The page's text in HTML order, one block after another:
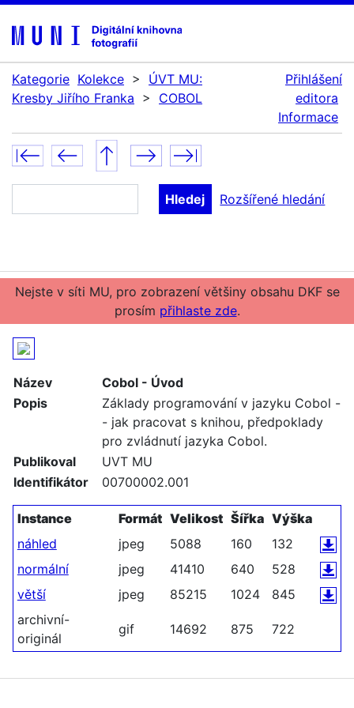
Kategorie Kolekce >
ÚVT MU:
Kresby Jiřího Franka > COBOL
Přihlášení
editora
Informace
Rozšířené hledání
Nejste v síti MU, pro zobrazení většiny obsahu DKF se
prosím přihlaste zde.
Název
Cobol - Úvod
Popis
Základy programování v jazyku Cobol -
- jak pracovat s knihou, předpoklady
pro zvládnutí jazyka Cobol.
Publikoval
UVT MU
Identifikátor
00700002.001
Instance Formát Velikost Šířka Výška
náhled
jpeg 5088 160
132
normální
jpeg 41410 640
528
větší
jpeg 85215 1024
845
archivní-
originál
gif 14692 875 722